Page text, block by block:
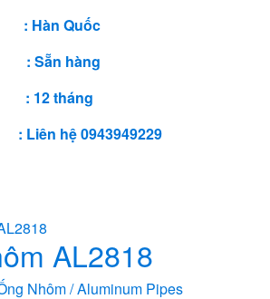
Hàn Quốc
: Sẵn hàng
: 12 tháng
hệ 0943949229
AL2818
Nhôm / Aluminum Pipes